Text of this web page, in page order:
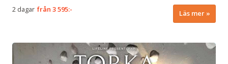
2 dagar från3 595:- Läs mer